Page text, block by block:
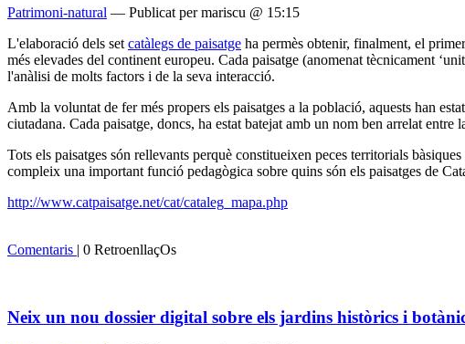
Patrimoni-natural — Publicat per mariscu @ 15:15
L'elaboració dels set catàlegs de paisatge ha permès obtenir, finalment, el
més elevades del continent europeu. Cada paisatge (anomenat tècnicament
l'anàlisi de molts factors i de la seva interacció.
Amb la voluntat de fer més propers els paisatges a la població, aquests han
ciutadana. Cada paisatge, doncs, ha estat batejat amb un nom ben arrelat
Tots els paisatges són rellevants perquè constitueixen peces territorials
compleix una important funció pedagògica sobre quins són els paisatges de
http://www.catpaisatge.net/cat/cataleg_mapa.php
Comentaris | 0 RetroenllaçOs
Neix un nou dossier digital sobre els jardins històrics i